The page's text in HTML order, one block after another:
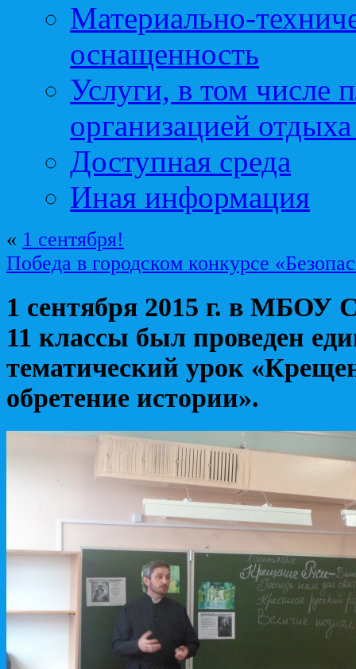
Материально-
оснащенность
Услуги, в том числе
организацией
Доступная среда
Иная информация
« 1 сентября!
Победа в городском конкурсе
1 сентября 2015 г. в
11 классы был проведен
тематический урок
обретение истории».